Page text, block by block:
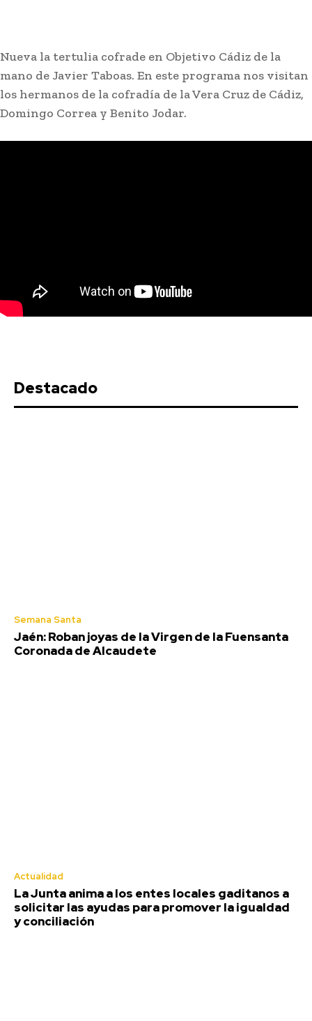
Nueva la tertulia cofrade en Objetivo Cádiz de la
mano de Javier Taboas. En este programa nos visitan
los hermanos de la cofradía de la Vera Cruz de Cádiz,
Domingo Correa y Benito Jodar.
Destacado
Semana Santa
Jaén: Roban joyas de la Virgen de la Fuensanta
Coronada de Alcaudete
Actualidad
La Junta anima a los entes locales gaditanos a
solicitar las ayudas para promover la igualdad
y conciliación